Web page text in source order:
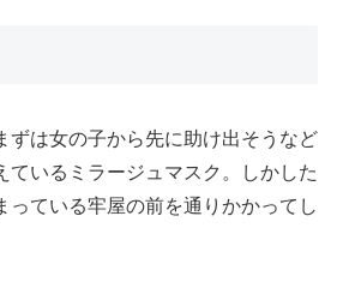
ずは女の子から先に助け出そうなど
ているミラージュマスク。しかした
っている牢屋の前を通りかかってし